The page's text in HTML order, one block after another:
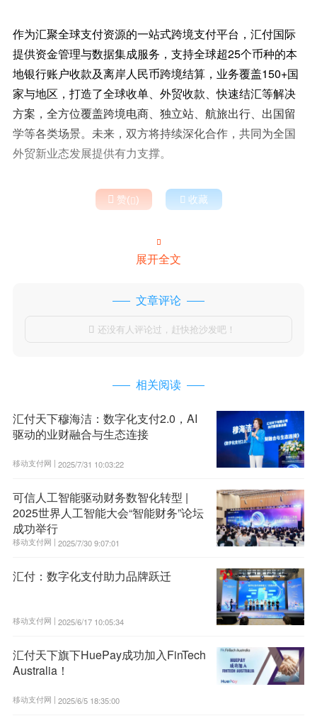
作为汇聚全球支付资源的一站式跨境支付平台，汇付国际
提供资金管理与数据集成服务，支持全球超25个币种的本
地银行账户收款及离岸人民币跨境结算，业务覆盖150+国
家与地区，打造了全球收单、外贸收款、快速结汇等解决
方案，全方位覆盖跨境电商、独立站、航旅出行、出国留
学等各类场景。未来，双方将持续深化合作，共同为全国
外贸新业态发展提供有力支撑。
 赞()  收藏

展开全文
文章评论
 还没有人评论过，赶快抢沙发吧！
相关阅读
汇付天下穆海洁：数字化支付2.0，AI
驱动的业财融合与生态连接
移动支付网 | 2025/7/31 10:03:22
可信人工智能驱动财务数智化转型 |
2025世界人工智能大会“智能财务”论坛
成功举行
移动支付网 | 2025/7/30 9:07:01
汇付：数字化支付助力品牌跃迁
移动支付网 | 2025/6/17 10:05:34
汇付天下旗下HuePay成功加入FinTech
Australia！
移动支付网 | 2025/6/5 18:35:00